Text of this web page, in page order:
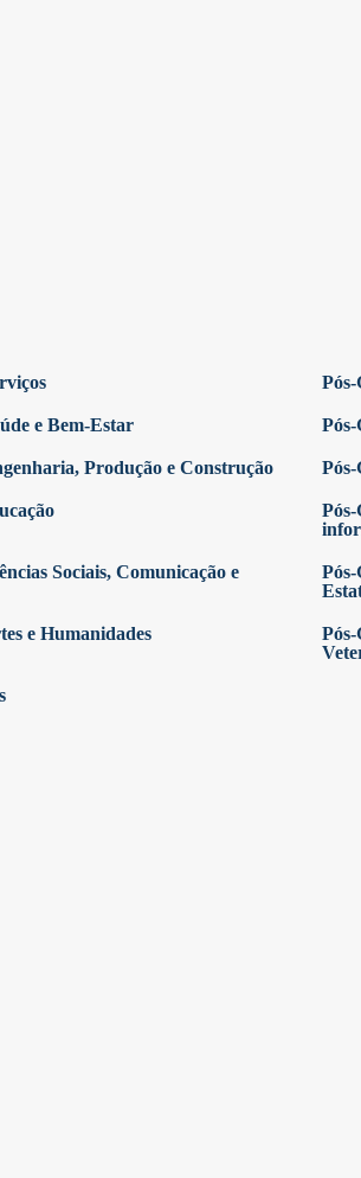
e Bem-Estar
Produção e Construção
Sociais, Comunicação e
e Humanidades